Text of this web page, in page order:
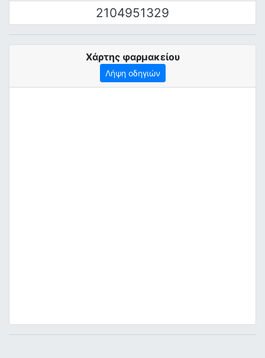
2104951329
Χάρτης φαρμακείου
Λήψη οδηγιών